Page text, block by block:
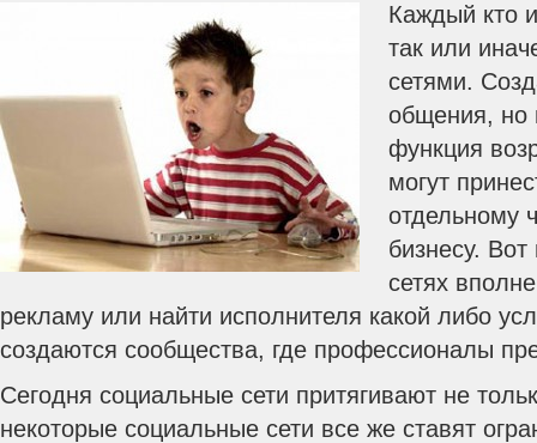
Каждый кто
так или
сетями.
общения, но
функция
могут
отдельному
бизнесу.
сетях
рекламу или найти исполнителя какой либо
создаются сообщества, где профессионалы
Сегодня социальные сети притягивают не
некоторые социальные сети все же ставят